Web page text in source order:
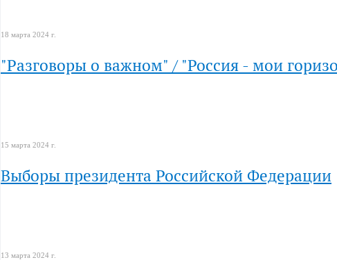
18 марта 2024 г.
"Разговоры о важном" / "Россия - мои
15 марта 2024 г.
Выборы президента Российской Федерации
13 марта 2024 г.